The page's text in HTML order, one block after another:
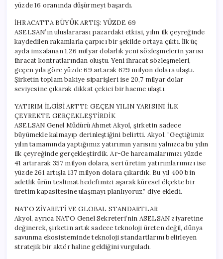
yüzde 16 oranında düşürmeyi başardı.
İHRACATTA BÜYÜK ARTIŞ: YÜZDE 69
ASELSAN’ın uluslararası pazardaki etkisi, yılın ilk çeyreğinde
kaydedilen rakamlarla çarpıcı bir şekilde ortaya çıktı. İlk üç
ayda imzalanan 1,26 milyar dolarlık yeni sözleşmelerin yarısı
ihracat kontratlarından oluştu. Yeni ihracat sözleşmeleri,
geçen yıla göre yüzde 69 artarak 629 milyon dolara ulaştı.
Şirketin toplam bakiye siparişleri ise 20,7 milyar dolar
seviyesine çıkarak dikkat çekici bir hacme ulaştı.
YATIRIM İLGİSİ ARTTI: GEÇEN YILIN YARISINI İLK
ÇEYREKTE GERÇEKLEŞTİRDİK
ASELSAN Genel Müdürü Ahmet Akyol, şirketin sadece
büyümekle kalmayıp derinleştiğini belirtti. Akyol, “Geçtiğimiz
yılın tamamında yaptığımız yatırımın yarısını yalnızca bu yılın
ilk çeyreğinde gerçekleştirdik. Ar-Ge harcamalarımızı yüzde
41 artırarak 357 milyon dolara, seri üretim yatırımlarımızı ise
yüzde 261 artışla 137 milyon dolara çıkardık. Bu yıl 400 bin
adetlik ürün teslimat hedefimizi aşarak küresel ölçekte bir
üretim kapasitesine ulaşmayı planlıyoruz.” diye ekledi.
NATO ZİYARETİ VE GLOBAL STANDARTLAR
Akyol, ayrıca NATO Genel Sekreteri’nin ASELSAN ziyaretine
değinerek, şirketin artık sadece teknoloji üreten değil, dünya
savunma ekosisteminde teknoloji standartlarını belirleyen
stratejik bir aktör haline geldiğini vurguladı.